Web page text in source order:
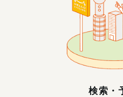
検索・